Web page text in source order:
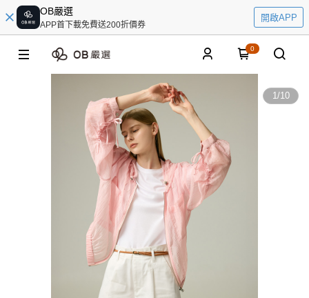
OB嚴選
APP首下載免費送200折價券
開啟APP
0
1/10